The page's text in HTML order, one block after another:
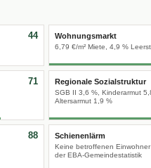
44 Wohnungsmarkt
6,79 €/m² Miete, 4,9 %
71 Regionale Sozialstruktur
SGB II 3,6 %, Kinderarmut
Altersarmut 1,9 %
88 Schienenlärm
Keine betroffenen Einwohner
der EBA-Gemeindestatistik